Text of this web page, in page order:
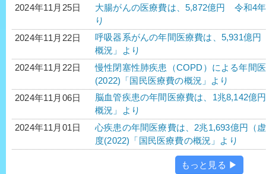
2024年11月25日
大腸がんの医療費は、5,872億円 令和4
り
2024年11月22日
呼吸器系がんの年間医療費は、5,931億
概況」より
2024年11月22日
慢性閉塞性肺疾患（COPD）による年間
(2022)「国民医療費の概況」より
2024年11月06日
脳血管疾患の年間医療費は、1兆8,142
概況」より
2024年11月01日
心疾患の年間医療費は、2兆1,693億円（
度(2022)「国民医療費の概況」より
もっと見る ▶